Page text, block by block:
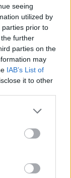
seeing
utilized by
parties prior to
further
parties on the
may
IAB’s List of
it to other
more Google
may click to
party tags to
below Google